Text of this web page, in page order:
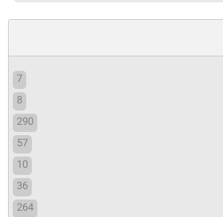
7
8
290
57
10
36
264